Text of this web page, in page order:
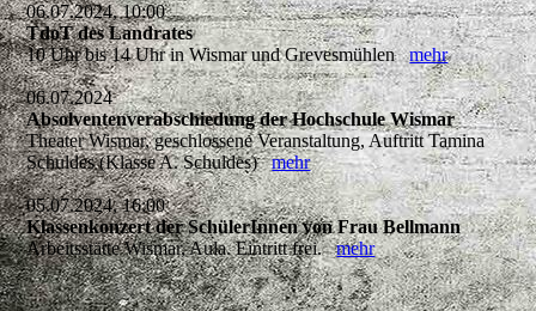
06.07.2024, 10:00
TdoT des Landrates
10 Uhr bis 14 Uhr in Wismar und Grevesmühlenmehr
06.07.2024
Absolventenverabschiedung der Hochschule Wismar
Theater Wismar, geschlossene Veranstaltung, Auftritt Tamina
Schuldes (Klasse A. Schuldes)mehr
05.07.2024, 16:00
Klassenkonzert der SchülerInnen von Frau Bellmann
Arbeitsstätte Wismar, Aula. Eintritt frei.mehr